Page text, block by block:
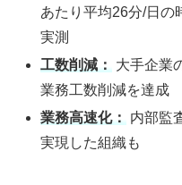
あたり平均26分/日の
実測
工数削減：
大手企業
業務工数削減を達成
業務高速化：
内部監
実現した組織も